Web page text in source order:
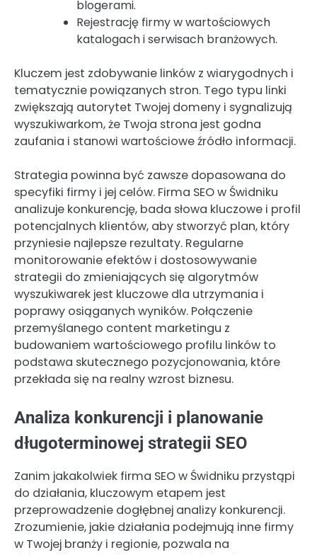
blogerami.
Rejestrację firmy w wartościowych
katalogach i serwisach branżowych.
Kluczem jest zdobywanie linków z wiarygodnych i
tematycznie powiązanych stron. Tego typu linki
zwiększają autorytet Twojej domeny i sygnalizują
wyszukiwarkom, że Twoja strona jest godna
zaufania i stanowi wartościowe źródło informacji.
Strategia powinna być zawsze dopasowana do
specyfiki firmy i jej celów. Firma SEO w Świdniku
analizuje konkurencję, bada słowa kluczowe i profil
potencjalnych klientów, aby stworzyć plan, który
przyniesie najlepsze rezultaty. Regularne
monitorowanie efektów i dostosowywanie
strategii do zmieniających się algorytmów
wyszukiwarek jest kluczowe dla utrzymania i
poprawy osiąganych wyników. Połączenie
przemyślanego content marketingu z
budowaniem wartościowego profilu linków to
podstawa skutecznego pozycjonowania, które
przekłada się na realny wzrost biznesu.
Analiza konkurencji i planowanie
długoterminowej strategii SEO
Zanim jakakolwiek firma SEO w Świdniku przystąpi
do działania, kluczowym etapem jest
przeprowadzenie dogłębnej analizy konkurencji.
Zrozumienie, jakie działania podejmują inne firmy
w Twojej branży i regionie, pozwala na